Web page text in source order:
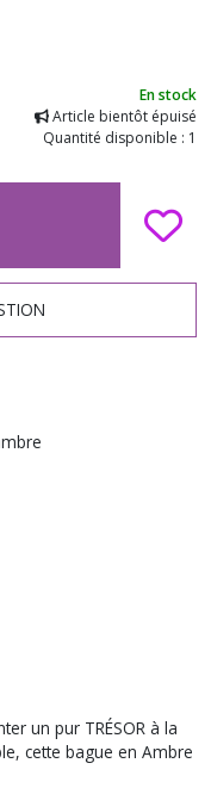
En stock
Article bientôt épuisé
Quantité disponible : 1
un pur TRÉSOR à la
cette bague en Ambre